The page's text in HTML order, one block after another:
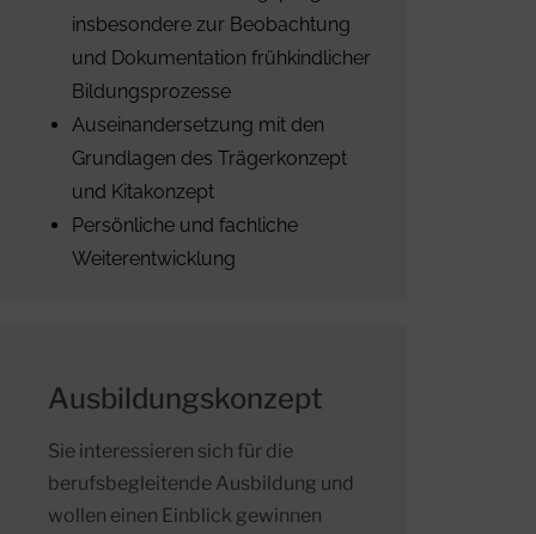
insbesondere zur Beobachtung
und Dokumentation frühkindlicher
Bildungsprozesse
Auseinandersetzung mit den
Grundlagen des Trägerkonzept
und Kitakonzept
Persönliche und fachliche
Weiterentwicklung
Ausbildungskonzept
Sie interessieren sich für die
berufsbegleitende Ausbildung und
wollen einen Einblick gewinnen